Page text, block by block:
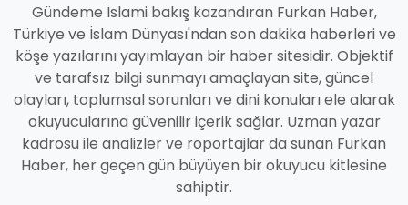
Gündeme İslami bakış kazandıran Furkan Haber,
Türkiye ve İslam Dünyası'ndan son dakika haberleri ve
köşe yazılarını yayımlayan bir haber sitesidir. Objektif
ve tarafsız bilgi sunmayı amaçlayan site, güncel
olayları, toplumsal sorunları ve dini konuları ele alarak
okuyucularına güvenilir içerik sağlar. Uzman yazar
kadrosu ile analizler ve röportajlar da sunan Furkan
Haber, her geçen gün büyüyen bir okuyucu kitlesine
sahiptir.